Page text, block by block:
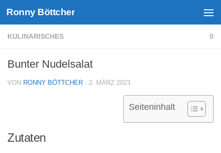
Unter dem Inhalt
Ronny Böttcher
KULINARISCHES 0
Bunter Nudelsalat
VON RONNY BÖTTCHER · 2. MÄRZ 2023
Seiteninhalt
Zutaten